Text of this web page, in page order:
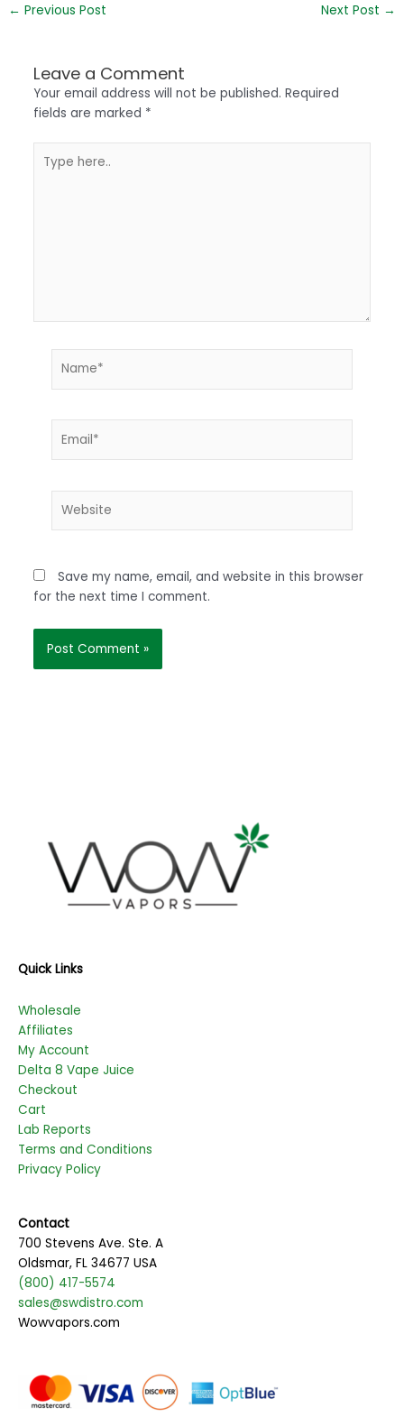
← Previous Post Next Post →
Leave a Comment
Your email address will not be published. Required
fields are marked *
here..
Save my name, email, and website in this browser
for the next time I comment.
Quick Links
Wholesale
Affiliates
My Account
Delta 8 Vape Juice
Checkout
Cart
Lab Reports
Terms and Conditions
Privacy Policy
Contact
700 Stevens Ave. Ste. A
Oldsmar, FL 34677 USA
(800) 417-5574
sales@swdistro.com
Wowvapors.com